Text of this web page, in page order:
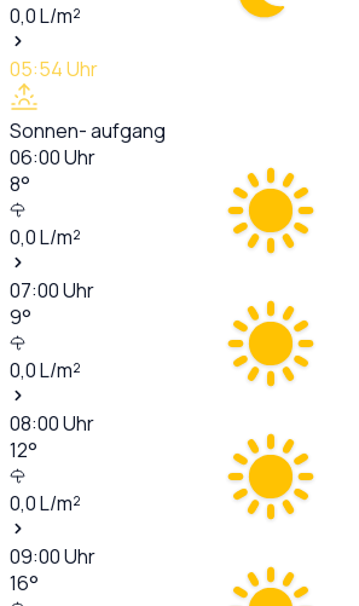
0,0L/m²
05:54Uhr
Sonnen- aufgang
06:00Uhr
8°
0,0L/m²
07:00Uhr
9°
0,0L/m²
08:00Uhr
12°
0,0L/m²
09:00Uhr
16°